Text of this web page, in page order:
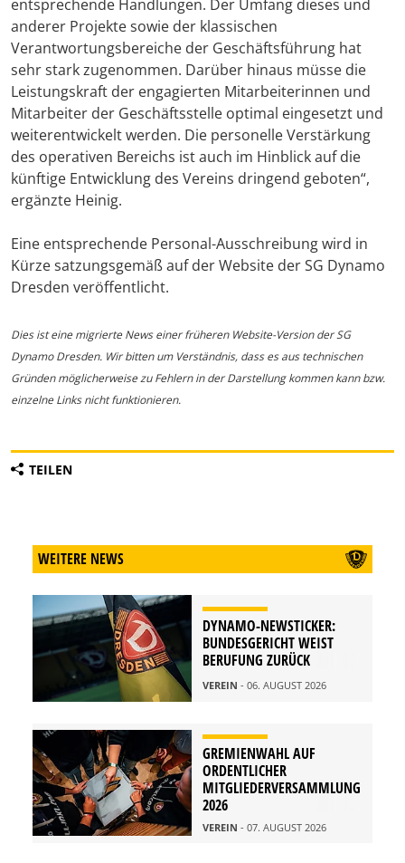
entsprechende Handlungen. Der Umfang dieses und
anderer Projekte sowie der klassischen
Verantwortungsbereiche der Geschäftsführung hat
sehr stark zugenommen. Darüber hinaus müsse die
Leistungskraft der engagierten Mitarbeiterinnen und
Mitarbeiter der Geschäftsstelle optimal eingesetzt und
weiterentwickelt werden. Die personelle Verstärkung
des operativen Bereichs ist auch im Hinblick auf die
künftige Entwicklung des Vereins dringend geboten“,
ergänzte Heinig.
Eine entsprechende Personal-Ausschreibung wird in
Kürze satzungsgemäß auf der Website der SG Dynamo
Dresden veröffentlicht.
Dies ist eine migrierte News einer früheren Website-Version der SG
Dynamo Dresden. Wir bitten um Verständnis, dass es aus technischen
Gründen möglicherweise zu Fehlern in der Darstellung kommen kann bzw.
einzelne Links nicht funktionieren.
TEILEN
WEITERE NEWS
DYNAMO-NEWSTICKER:
BUNDESGERICHT WEIST
BERUFUNG ZURÜCK
VEREIN - 06. AUGUST 2026
GREMIENWAHL AUF
ORDENTLICHER
MITGLIEDERVERSAMMLUNG
2026
VEREIN - 07. AUGUST 2026